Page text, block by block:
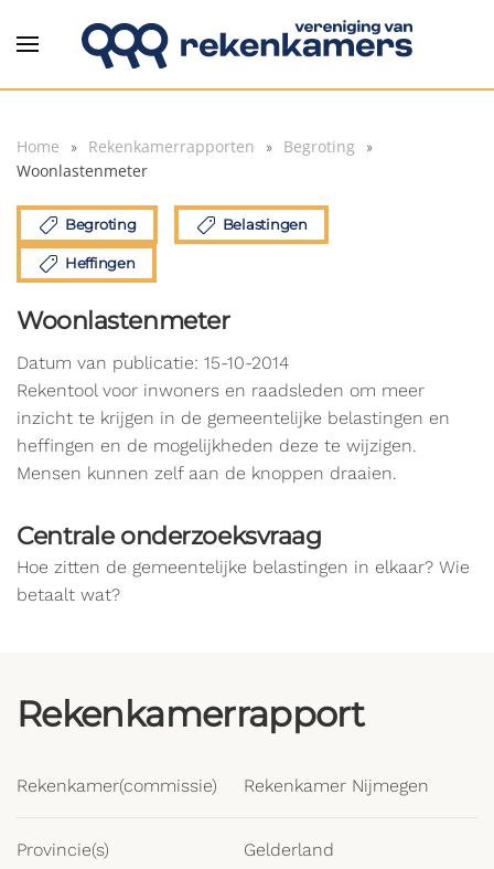
Overslaan en naar de inhoud gaan
Home Rekenkamerrapporten
Begroting
Woonlastenmeter
Begroting Belastingen
Heffingen
Woonlastenmeter
Datum van publicatie: 15-10-2014
Rekentool voor inwoners en raadsleden om meer
inzicht te krijgen in de gemeentelijke belastingen en
heffingen en de mogelijkheden deze te wijzigen.
Mensen kunnen zelf aan de knoppen draaien.
Centrale onderzoeksvraag
Hoe zitten de gemeentelijke belastingen in elkaar? Wie
betaalt wat?
Rekenkamerrapport
Rekenkamer(commissie) Rekenkamer Nijmegen
Provincie(s) Gelderland